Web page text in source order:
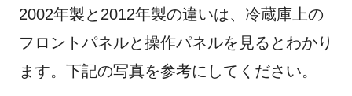
2002年製と2012年製の違いは、冷蔵庫上の
フロントパネルと操作パネルを見るとわかり
ます。下記の写真を参考にしてください。